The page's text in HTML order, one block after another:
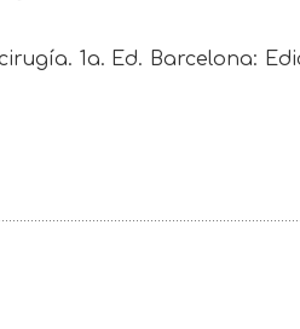
1a. Ed. Barcelona: